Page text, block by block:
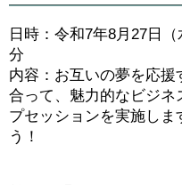
日時：令和7年8月27日
分
内容：お互いの夢を応
合って、魅力的なビジ
プセッションを実施しま
う！